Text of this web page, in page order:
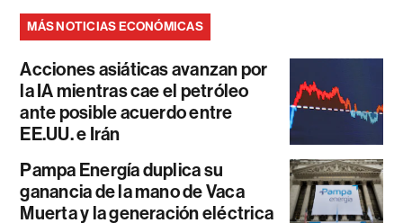
MÁS NOTICIAS ECONÓMICAS
Acciones asiáticas avanzan por
la IA mientras cae el petróleo
ante posible acuerdo entre
EE.UU. e Irán
Pampa Energía duplica su
ganancia de la mano de Vaca
Muerta y la generación eléctrica